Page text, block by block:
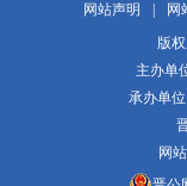
网站声明
网
版
主办单
承办单
网